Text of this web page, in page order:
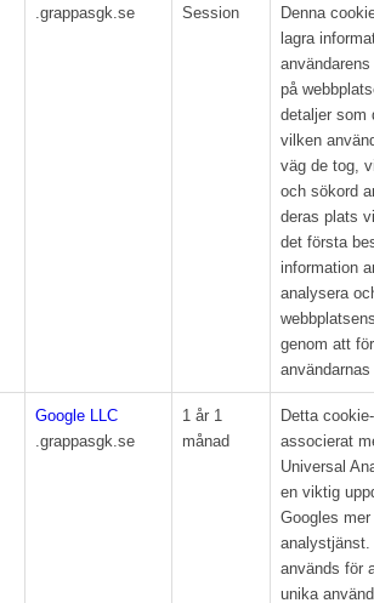
.grappasgk.se Session
Denna
lagra
på
detaljer som
vilken
väg de tog,
och sökord
deras plats
det första
information
analysera
genom att
Google LLC
.grappasgk.se
1 år 1
månad
Detta
associerat
Universal
en viktig
Googles
analystjänst.
används för
unika